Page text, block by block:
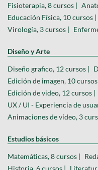
Fisioterapia, 8 cursos |
Educación Física, 10 cursos |
Virología, 3 cursos |
Diseño y Arte
Diseño grafico, 12 cursos |
Edición de imagen, 10
Edición de video, 12 cursos |
UX / UI - Experiencia de
Animaciones de vídeo, 3
Estudios básicos
Matemáticas, 8 cursos |
Historia, 6 cursos |